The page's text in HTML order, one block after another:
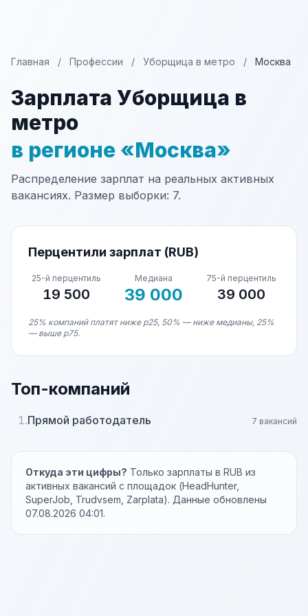
Главная / Профессии / Уборщица в метро / Москва
Зарплата Уборщица в
метро
в регионе «Москва»
Распределение зарплат на реальных активных
вакансиях. Размер выборки: 7.
Перцентили зарплат (RUB)
25-й перцентиль
19 500
Медиана
39 000
75-й перцентиль
39 000
25% компаний платят ниже p25, 50% — ниже медианы, 25%
— выше p75.
Топ-компаний
1.Прямой работодатель 7 вакансий
Откуда эти цифры? Только зарплаты в RUB из
активных вакансий с площадок (HeadHunter,
SuperJob, Trudvsem, Zarplata). Данные обновлены
07.08.2026 04:01.